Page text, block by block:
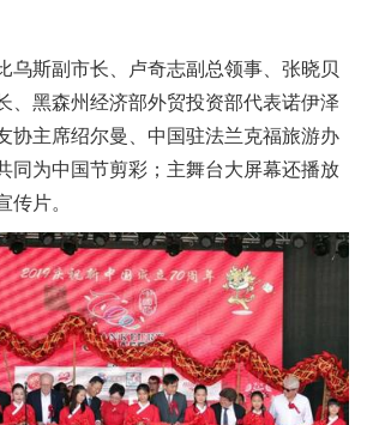
乌斯副市长、卢奇志副总领事、张晓贝
、黑森州经济部外贸投资部代表诺伊泽
协主席绍尔曼、中国驻法兰克福旅游办
同为中国节剪彩；主舞台大屏幕还播放
传片。